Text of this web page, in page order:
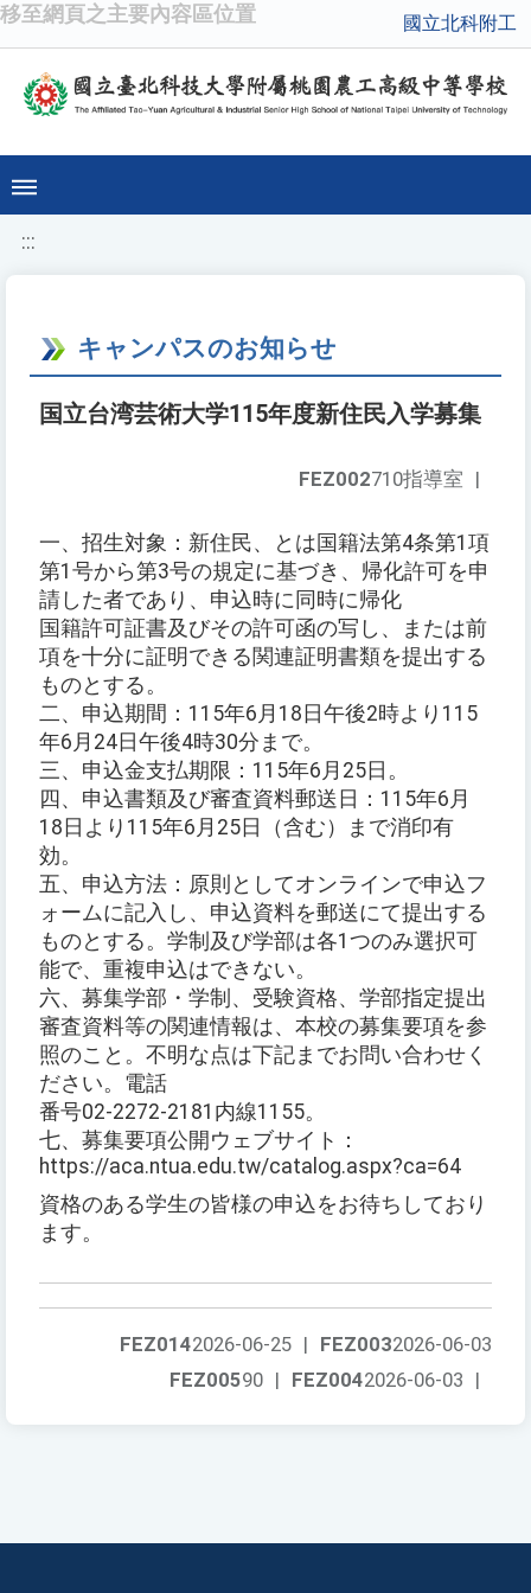
移至網頁之主要內容區位置 國立北科附工
:::
キャンパスのお知らせ
国立台湾芸術大学115年度新住民入学募集
FEZ002710指導室 |
一、招生対象：新住民、とは国籍法第4条第1項
第1号から第3号の規定に基づき、帰化許可を申
請した者であり、申込時に同時に帰化
国籍許可証書及びその許可函の写し、または前
項を十分に証明できる関連証明書類を提出する
ものとする。
二、申込期間：115年6月18日午後2時より115
年6月24日午後4時30分まで。
三、申込金支払期限：115年6月25日。
四、申込書類及び審査資料郵送日：115年6月
18日より115年6月25日（含む）まで消印有
効。
五、申込方法：原則としてオンラインで申込フ
ォームに記入し、申込資料を郵送にて提出する
ものとする。学制及び学部は各1つのみ選択可
能で、重複申込はできない。
六、募集学部・学制、受験資格、学部指定提出
審査資料等の関連情報は、本校の募集要項を参
照のこと。不明な点は下記までお問い合わせく
ださい。電話
番号02-2272-2181内線1155。
七、募集要項公開ウェブサイト：
https://aca.ntua.edu.tw/catalog.aspx?ca=64
資格のある学生の皆様の申込をお待ちしており
ます。
FEZ0032026-06-03
FEZ0142026-06-25 |
FEZ0042026-06-03 |
FEZ00590 |